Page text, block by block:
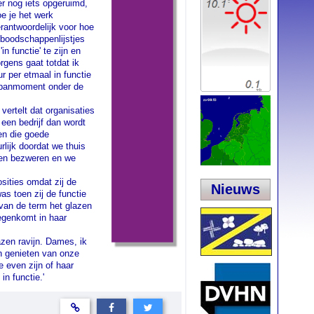
Nieuws
nog iets opgeruimd,
je het werk
voor hoe
functie' te zijn en
gaat totdat ik
per etmaal in functie
onder de
dat organisaties
bedrijf dan wordt
die goede
doordat we thuis
bezweren en we
omdat zij de
toen zij de functie
de term het glazen
in haar
ravijn. Dames, ik
genieten van onze
even zijn of haar
in functie.'